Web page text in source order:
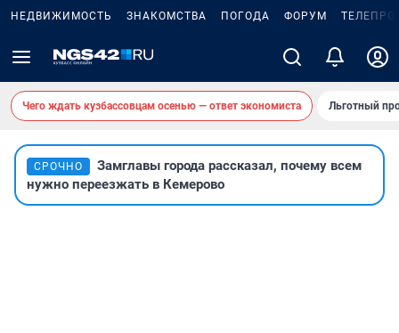
НЕДВИЖИМОСТЬ ЗНАКОМСТВА ПОГОДА ФОРУМ
Чего ждать кузбассовцам осенью — ответ экономиста Льготный
СРОЧНО
Замглавы города рассказал, почему всем
нужно переезжать в Кемерово